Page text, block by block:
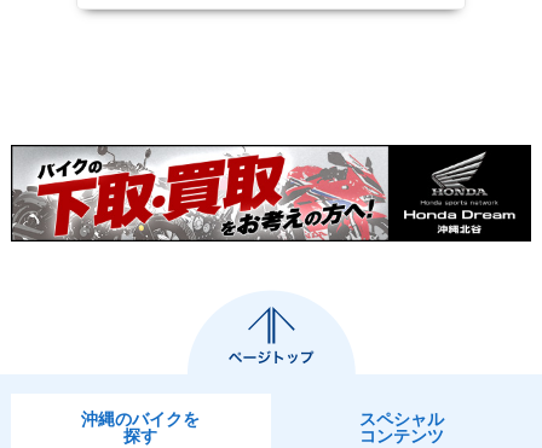
沖縄のバイクを
探す
スペシャル
コンテンツ